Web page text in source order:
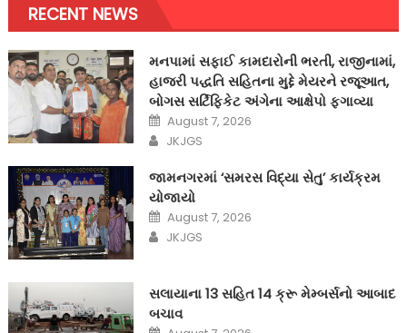
RECENT NEWS
મનપામાં સફાઈ કામદારોની ભરતી, રાજીનામાં,
હાજરી પદ્ધતિ સહિતના મુદ્દે મેયરને રજૂઆત,
બોગસ સર્ટિફિકેટ અંગેના આક્ષેપો ફગાવ્યા
Posted
on
August 7, 2026
Author
JKJGS
જામનગરમાં ‘સમરસ વિદ્યા સેતુ’ કાર્યક્રમ
યોજાયો
Posted
on
August 7, 2026
Author
JKJGS
સલાયાના 13 સહિત 14 ક્રૂ મેમ્બર્સનો આબાદ
બચાવ‎
Posted